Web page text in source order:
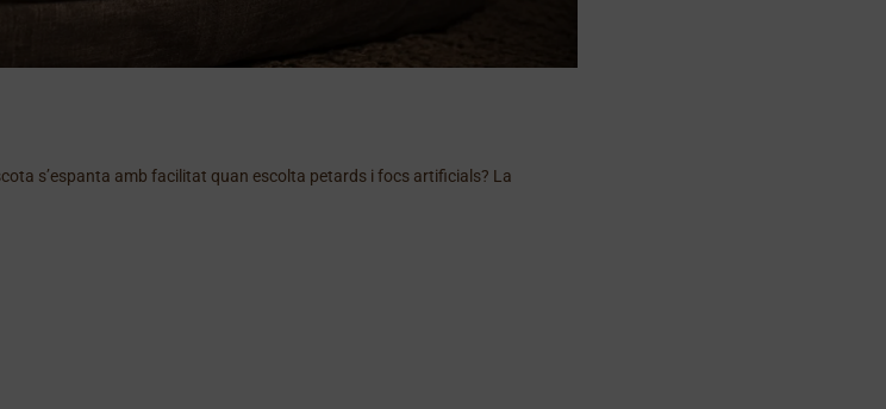
s’espanta amb facilitat quan escolta petards i focs artificials? La